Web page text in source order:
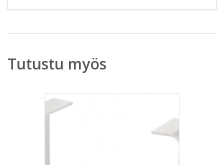
Tutustu myös